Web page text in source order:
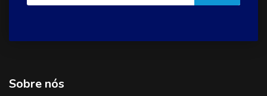
Sobre nós